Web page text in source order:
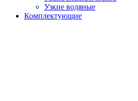
Узкие водяные
Комплектующие